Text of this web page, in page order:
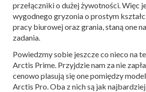
przełączniki o dużej żywotności. Więc
wygodnego gryzonia o prostym
pracy biurowej oraz grania, staną one
zadania.
Powiedzmy sobie jeszcze co nieco na
Arctis Prime. Przyjdzie nam za nie
cenowo plasują się one pomiędzy
Arctis Pro. Oba z nich są jak